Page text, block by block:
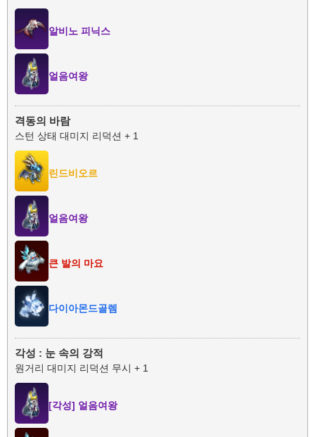
알비노 피닉스
얼음여왕
격동의 바람
스턴 상태 대미지 리덕션 + 1
린드비오르
얼음여왕
큰 발의 마요
다이아몬드골렘
각성 : 눈 속의 강적
원거리 대미지 리덕션 무시 + 1
[각성] 얼음여왕